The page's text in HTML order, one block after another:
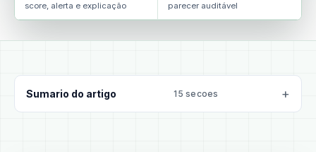
score, alerta e explicação parecer auditável
Sumario do artigo 15 secoes